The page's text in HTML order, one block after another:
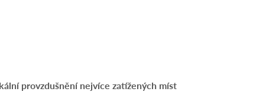
provzdušnění nejvíce zatížených míst